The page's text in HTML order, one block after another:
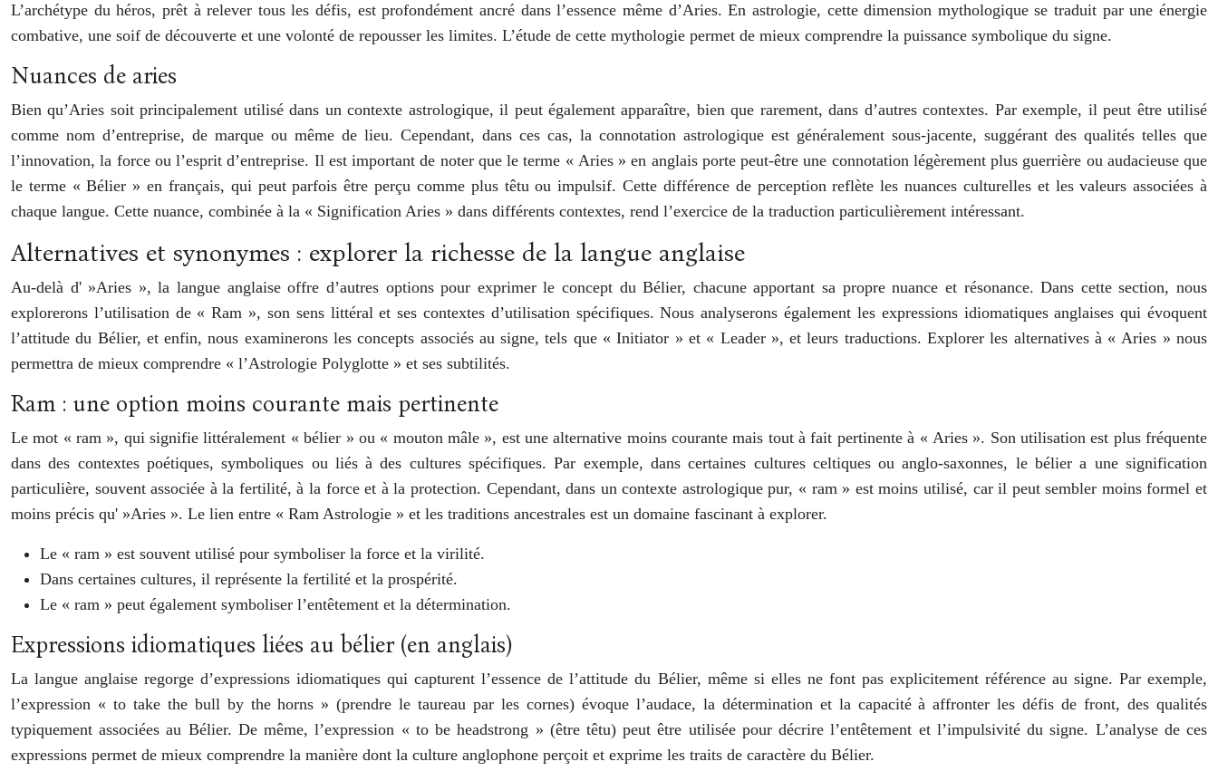
L’archétype du héros, prêt à relever tous les défis, est profondément ancré dans l’essence même d’Aries. En astrologie, cette dimension mythologique se traduit par une énergie
combative, une soif de découverte et une volonté de repousser les limites. L’étude de cette mythologie permet de mieux comprendre la puissance symbolique du signe.
Nuances de aries
Bien qu’Aries soit principalement utilisé dans un contexte astrologique, il peut également apparaître, bien que rarement, dans d’autres contextes. Par exemple, il peut être utilisé
comme nom d’entreprise, de marque ou même de lieu. Cependant, dans ces cas, la connotation astrologique est généralement sous-jacente, suggérant des qualités telles que
l’innovation, la force ou l’esprit d’entreprise. Il est important de noter que le terme « Aries » en anglais porte peut-être une connotation légèrement plus guerrière ou audacieuse que
le terme « Bélier » en français, qui peut parfois être perçu comme plus têtu ou impulsif. Cette différence de perception reflète les nuances culturelles et les valeurs associées à
chaque langue. Cette nuance, combinée à la « Signification Aries » dans différents contextes, rend l’exercice de la traduction particulièrement intéressant.
Alternatives et synonymes : explorer la richesse de la langue anglaise
Au-delà d' »Aries », la langue anglaise offre d’autres options pour exprimer le concept du Bélier, chacune apportant sa propre nuance et résonance. Dans cette section, nous
explorerons l’utilisation de « Ram », son sens littéral et ses contextes d’utilisation spécifiques. Nous analyserons également les expressions idiomatiques anglaises qui évoquent
l’attitude du Bélier, et enfin, nous examinerons les concepts associés au signe, tels que « Initiator » et « Leader », et leurs traductions. Explorer les alternatives à « Aries » nous
permettra de mieux comprendre « l’Astrologie Polyglotte » et ses subtilités.
Ram : une option moins courante mais pertinente
Le mot « ram », qui signifie littéralement « bélier » ou « mouton mâle », est une alternative moins courante mais tout à fait pertinente à « Aries ». Son utilisation est plus fréquente
dans des contextes poétiques, symboliques ou liés à des cultures spécifiques. Par exemple, dans certaines cultures celtiques ou anglo-saxonnes, le bélier a une signification
particulière, souvent associée à la fertilité, à la force et à la protection. Cependant, dans un contexte astrologique pur, « ram » est moins utilisé, car il peut sembler moins formel et
moins précis qu' »Aries ». Le lien entre « Ram Astrologie » et les traditions ancestrales est un domaine fascinant à explorer.
Le « ram » est souvent utilisé pour symboliser la force et la virilité.
Dans certaines cultures, il représente la fertilité et la prospérité.
Le « ram » peut également symboliser l’entêtement et la détermination.
Expressions idiomatiques liées au bélier (en anglais)
La langue anglaise regorge d’expressions idiomatiques qui capturent l’essence de l’attitude du Bélier, même si elles ne font pas explicitement référence au signe. Par exemple,
l’expression « to take the bull by the horns » (prendre le taureau par les cornes) évoque l’audace, la détermination et la capacité à affronter les défis de front, des qualités
typiquement associées au Bélier. De même, l’expression « to be headstrong » (être têtu) peut être utilisée pour décrire l’entêtement et l’impulsivité du signe. L’analyse de ces
expressions permet de mieux comprendre la manière dont la culture anglophone perçoit et exprime les traits de caractère du Bélier.